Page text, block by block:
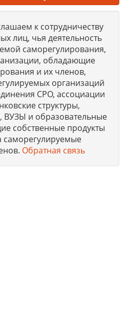
к сотрудничеству
лиц, чья деятельность
саморегулирования,
обладающие
и их членов,
организаций
СРО, ассоциации
структуры,
ВУЗЫ и образовательные
собственные продукты
Обратная связь